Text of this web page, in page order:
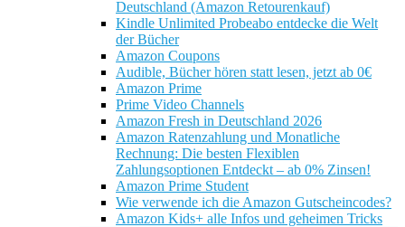
Deutschland (Amazon Retourenkauf)
Kindle Unlimited Probeabo entdecke die Welt
der Bücher
Amazon Coupons
Audible, Bücher hören statt lesen, jetzt ab 0€
Amazon Prime
Prime Video Channels
Amazon Fresh in Deutschland 2026
Amazon Ratenzahlung und Monatliche
Rechnung: Die besten Flexiblen
Zahlungsoptionen Entdeckt – ab 0% Zinsen!
Amazon Prime Student
Wie verwende ich die Amazon Gutscheincodes?
Amazon Kids+ alle Infos und geheimen Tricks